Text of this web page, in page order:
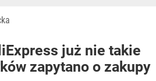
już nie takie
zapytano o zakupy